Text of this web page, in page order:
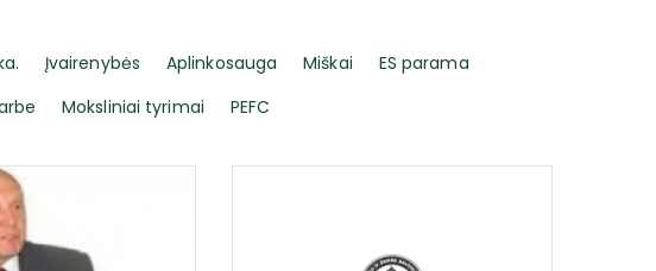
Įvairenybės Aplinkosauga Miškai
ES parama
Moksliniai tyrimai PEFC